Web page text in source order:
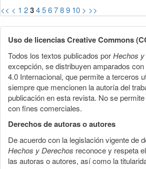
<< < 1 23456789 10 > >>
Uso de licencias Creative Commons
Todos los textos publicados porHechos
excepción, se distribuyen amparados
4.0 Internacional, que permite a terceros
siempre que mencionen la autoría del
publicación en esta revista. No se
con fines comerciales.
Derechos de autoras o autores
De acuerdo con la legislación vigente de
Hechos y Derechos reconoce y respeta
las autoras o autores, así como la